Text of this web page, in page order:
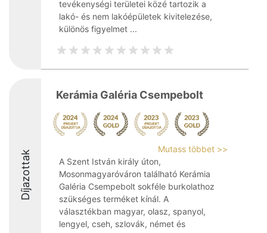
tevékenységi területei közé tartozik a
lakó- és nem lakóépületek kivitelezése,
különös figyelmet ...
Díjazottak
Kerámia Galéria Csempebolt
Mutass többet >>
A Szent István király úton,
Mosonmagyaróváron található Kerámia
Galéria Csempebolt sokféle burkolathoz
szükséges terméket kínál. A
választékban magyar, olasz, spanyol,
lengyel, cseh, szlovák, német és